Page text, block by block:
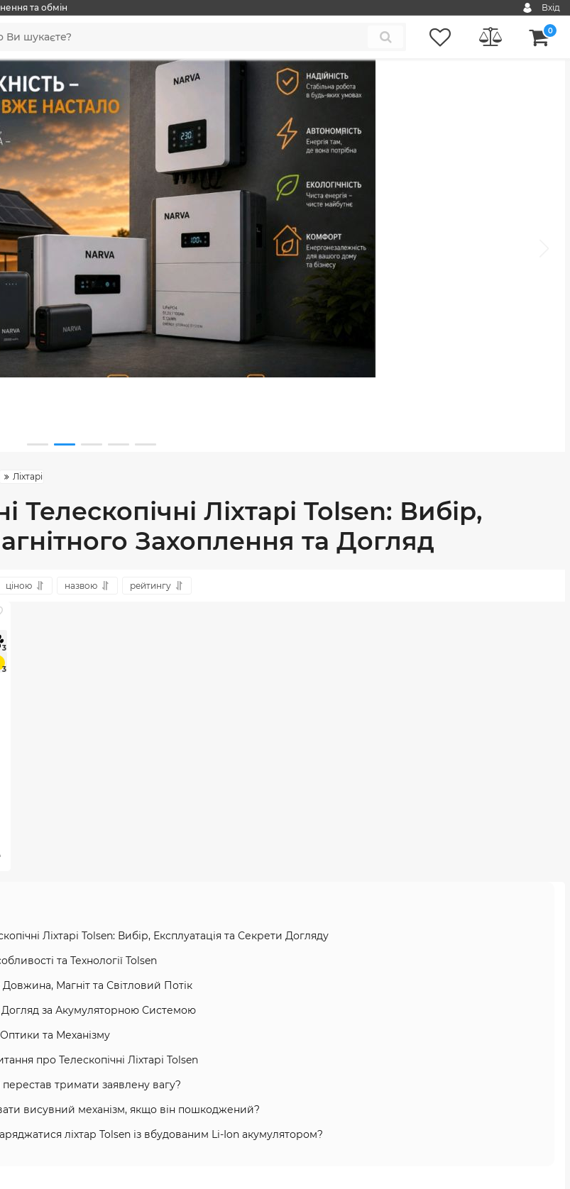
та обмін Вхід
0
Ліхтарі
Телескопічні Ліхтарі Tolsen: Вибір,
Захоплення та Догляд
ціною назвою рейтингу
3
3
Ліхтарі Tolsen: Вибір, Експлуатація та Секрети Догляду
та Технології Tolsen
Довжина, Магніт та Світловий Потік
Догляд за Акумуляторною Системою
та Механізму
про Телескопічні Ліхтарі Tolsen
перестав тримати заявлену вагу?
висувний механізм, якщо він пошкоджений?
ліхтар Tolsen із вбудованим Li-Ion акумулятором?